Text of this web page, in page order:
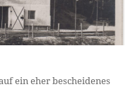
ein eher bescheidenes